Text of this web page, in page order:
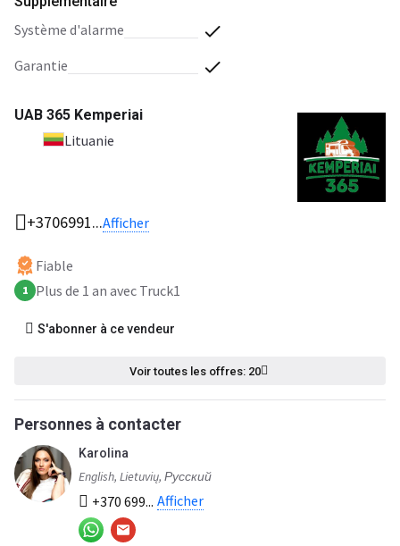
système d'alarme
garantie
UAB 365 Kemperiai
Lituanie
+3706991...Afficher
Fiable
1 Plus de 1 an avec Truck1
S'abonner à ce vendeur
Voir toutes les offres: 20
Personnes à contacter
Karolina
English, Lietuvių, Русский
+370 699... Afficher